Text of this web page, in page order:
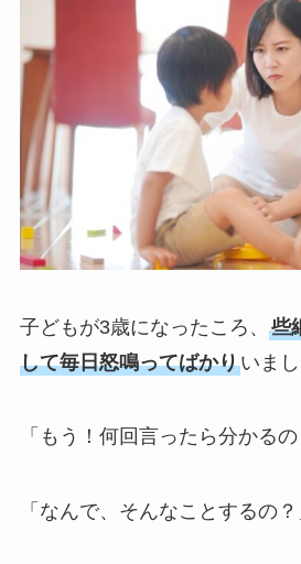
子どもが3歳になったころ、 些
して毎日怒鳴ってばかりいまし
「もう！何回言ったら分かるの
「なんで、そんなことするの？